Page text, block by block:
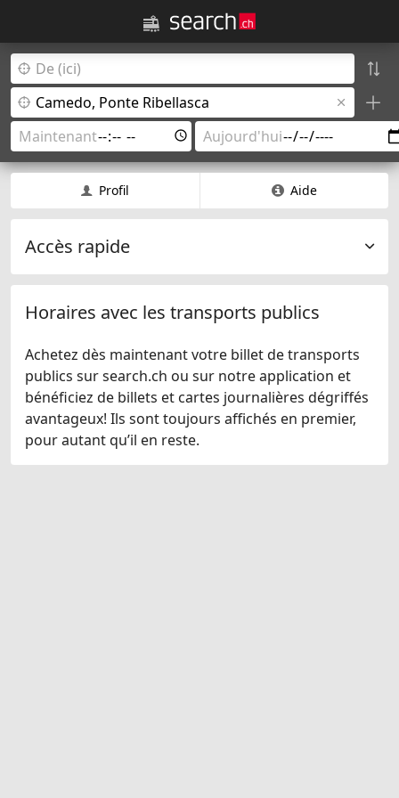
Profil Aide
Accès rapide
Horaires avec les transports publics
Achetez dès maintenant votre billet de transports
publics sur search.ch ou sur notre application et
bénéficiez de billets et cartes journalières dégriffés
avantageux! Ils sont toujours affichés en premier,
pour autant qu’il en reste.